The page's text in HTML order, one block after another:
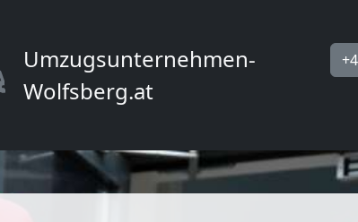
Umzugsunternehmen-
Wolfsberg.at